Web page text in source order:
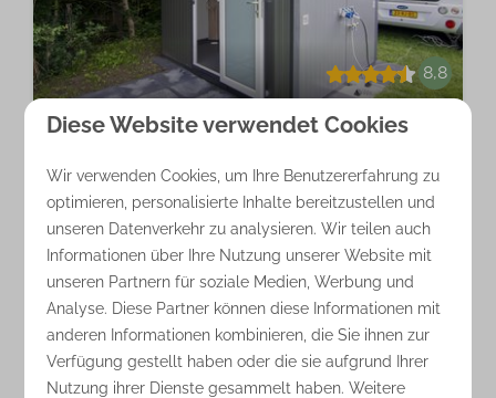
8,8
165 €
3 Nächte
2 Personen
Komfortplatz mit Private Sanitär
Overijssel, Nijverdal
6
Einige
Ja
10 Ampere Strom
Zentraler Antennenanschluss
(DVB-C)
Eigener Wasserhahn
Wasserablauf
Diese Website verwendet Cookies
Wir verwenden Cookies, um Ihre Benutzererfahrung zu
optimieren, personalisierte Inhalte bereitzustellen und
unseren Datenverkehr zu analysieren. Wir teilen auch
Informationen über Ihre Nutzung unserer Website mit
unseren Partnern für soziale Medien, Werbung und
Analyse. Diese Partner können diese Informationen mit
anderen Informationen kombinieren, die Sie ihnen zur
Verfügung gestellt haben oder die sie aufgrund Ihrer
Nutzung ihrer Dienste gesammelt haben. Weitere